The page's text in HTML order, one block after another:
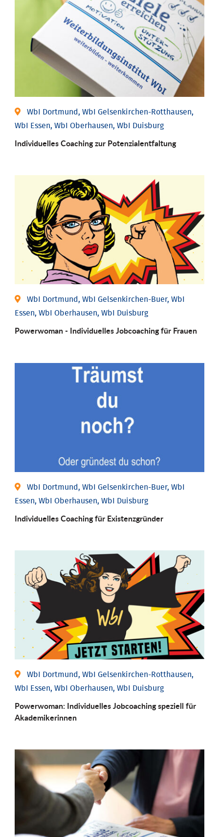
WbI Dortmund, WbI Gelsenkirchen-Rotthausen,
WbI Essen, WbI Oberhausen, WbI Duisburg
Individuelles Coaching zur Potenzialentfaltung
WbI Dortmund, WbI Gelsenkirchen-Buer, WbI
Essen, WbI Oberhausen, WbI Duisburg
Powerwoman - Individu­elles Job­coaching für Frauen
WbI Dortmund, WbI Gelsenkirchen-Buer, WbI
Essen, WbI Oberhausen, WbI Duisburg
Individu­elles Coaching für Existenz­gründer
WbI Dortmund, WbI Gelsenkirchen-Rotthausen,
WbI Essen, WbI Oberhausen, WbI Duisburg
Powerwoman: Individu­elles Job­coaching speziell für
Aka­demiker­innen